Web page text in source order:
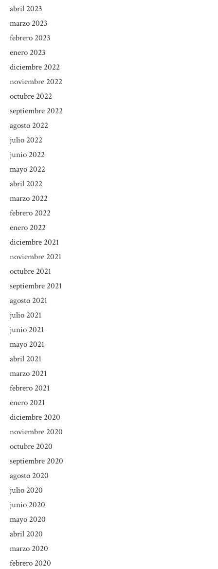
abril 2023
marzo 2023
febrero 2023
enero 2023
diciembre 2022
noviembre 2022
octubre 2022
septiembre 2022
agosto 2022
julio 2022
junio 2022
mayo 2022
abril 2022
marzo 2022
febrero 2022
enero 2022
diciembre 2021
noviembre 2021
octubre 2021
septiembre 2021
agosto 2021
julio 2021
junio 2021
mayo 2021
abril 2021
marzo 2021
febrero 2021
enero 2021
diciembre 2020
noviembre 2020
octubre 2020
septiembre 2020
agosto 2020
julio 2020
junio 2020
mayo 2020
abril 2020
marzo 2020
febrero 2020